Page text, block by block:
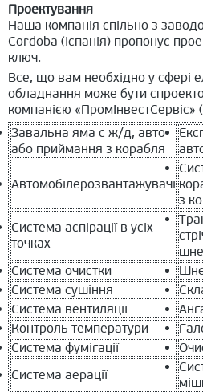
Проектування
Наша компанія спільно з
Cordoba (Іспанія) пропонує
ключ.
Все, що вам необхідно у сфері
обладнання може бути
компанією
Завальна яма с ж/д, авто
або приймання з корабля
Автомобілерозвантажувачі
з
Система аспірації в усіх
точках
Система очистки
Система сушіння
Система вентиляції
Контроль температури
Система фумігації
Система аерації